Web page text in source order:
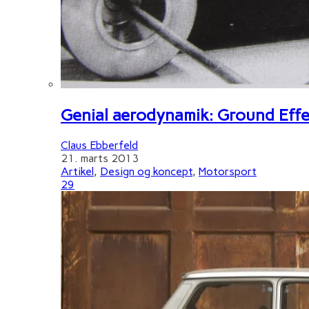
Genial aerodynamik: Ground
Claus Ebberfeld
21. marts 2013
Artikel, Design og koncept, Motorsport
29